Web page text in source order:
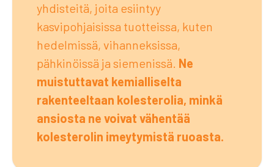
yhdisteitä, joita esiintyy
kasvipohjaisissa tuotteissa, kuten
hedelmissä, vihanneksissa,
pähkinöissä ja siemenissä. Ne
muistuttavat kemialliselta
rakenteeltaan kolesterolia, minkä
ansiosta ne voivat vähentää
kolesterolin imeytymistä ruoasta.